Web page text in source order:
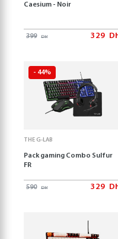
Caesium - Noir
399 DH 329
- 44%
THE G-LAB
Pack gaming Combo Sulfur
FR
590 DH 329